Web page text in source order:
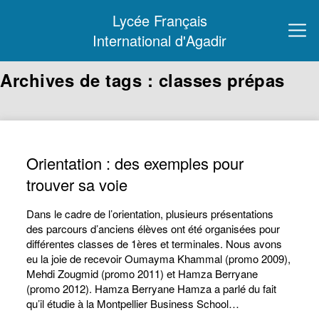
Lycée Français
International d'Agadir
Archives de tags : classes prépas
Orientation : des exemples pour
trouver sa voie
Dans le cadre de l’orientation, plusieurs présentations
des parcours d’anciens élèves ont été organisées pour
différentes classes de 1ères et terminales. Nous avons
eu la joie de recevoir Oumayma Khammal (promo 2009),
Mehdi Zougmid (promo 2011) et Hamza Berryane
(promo 2012). Hamza Berryane Hamza a parlé du fait
qu’il étudie à la Montpellier Business School…